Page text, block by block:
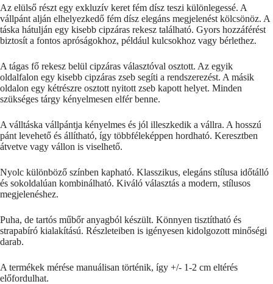
Az elülső részt egy exkluzív keret fém dísz teszi különlegessé. A
vállpánt alján elhelyezkedő fém dísz elegáns megjelenést kölcsönöz. A
táska hátulján egy kisebb cipzáras rekesz található. Gyors hozzáférést
biztosít a fontos apróságokhoz, például kulcsokhoz vagy bérlethez.
A tágas fő rekesz belül cipzáras választóval osztott. Az egyik
oldalfalon egy kisebb cipzáras zseb segíti a rendszerezést. A másik
oldalon egy kétrészre osztott nyitott zseb kapott helyet. Minden
szükséges tárgy kényelmesen elfér benne.
A válltáska vállpántja kényelmes és jól illeszkedik a vállra. A hosszú
pánt levehető és állítható, így többféleképpen hordható. Keresztben
átvetve vagy vállon is viselhető.
Nyolc különböző színben kapható. Klasszikus, elegáns stílusa időtálló
és sokoldalúan kombinálható. Kiváló választás a modern, stílusos
megjelenéshez.
Puha, de tartós műbőr anyagból készült. Könnyen tisztítható és
strapabíró kialakítású. Részleteiben is igényesen kidolgozott minőségi
darab.
A termékek mérése manuálisan történik, így +/- 1-2 cm eltérés
előfordulhat.